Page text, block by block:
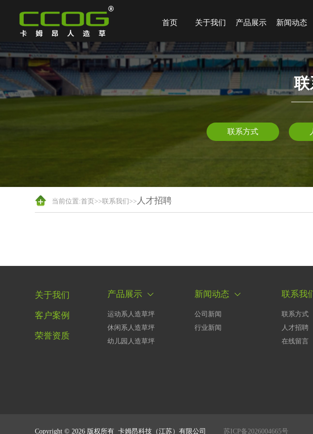
首页 关于我们 产品展示 新闻动态
联
联系方式
当前位置:首页 >>联系我们 >> 人才招聘
关于我们
客户案例
荣誉资质
产品展示
运动系人造草坪
休闲系人造草坪
幼儿园人造草坪
新闻动态
公司新闻
行业新闻
联系我
联系方式
人才招聘
在线留言
Copyright © 2026 版权所有 卡姆昂科技（江苏）有限公司 苏ICP备2026004665号